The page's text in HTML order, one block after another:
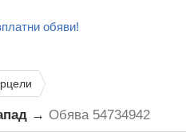
обяви!
→ Обява 54734942